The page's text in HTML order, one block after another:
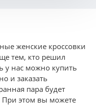
женские кроссовки
тем, кто решил
у нас можно купить
и заказать
пара будет
При этом вы можете